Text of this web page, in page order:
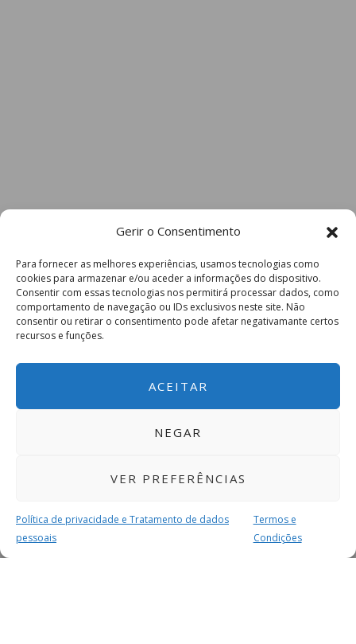
Gerir o Consentimento
Para fornecer as melhores experiências, usamos tecnologias como
cookies para armazenar e/ou aceder a informações do dispositivo.
Consentir com essas tecnologias nos permitirá processar dados, como
comportamento de navegação ou IDs exclusivos neste site. Não
consentir ou retirar o consentimento pode afetar negativamante certos
recursos e funções.
ACEITAR
NEGAR
VER PREFERÊNCIAS
Política de privacidade e Tratamento de dados
pessoais
Termos e
Condições